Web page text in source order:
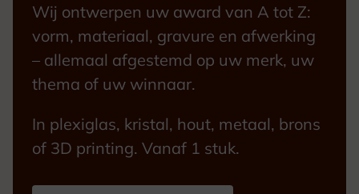
Wij ontwerpen uw award van A tot Z:
vorm, materiaal, gravure en afwerking
– allemaal afgestemd op uw merk, uw
thema of uw winnaar.
In plexiglas, kristal, hout, metaal, brons
of 3D printing. Vanaf 1 stuk.